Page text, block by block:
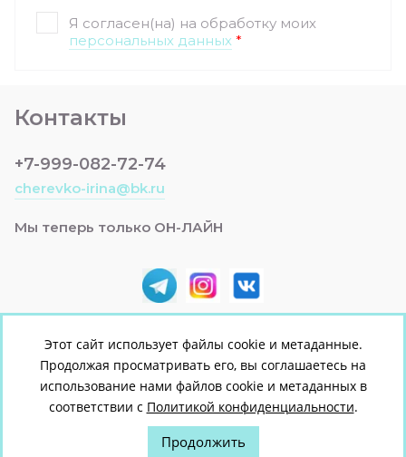
Контакты
+7-999-082-72-74
cherevko-irina@bk.ru
Мы теперь только ОН-ЛАЙН
Я согласен(на) на обработку моих
персональных данных *
© [2022] [ЯСЕЛЬКА +]
Политика конфиденциальности
Этот сайт использует файлы cookie и метаданные.
Продолжая просматривать его, вы соглашаетесь на
использование нами файлов cookie и метаданных в
соответствии с Политикой конфиденциальности.
Продолжить